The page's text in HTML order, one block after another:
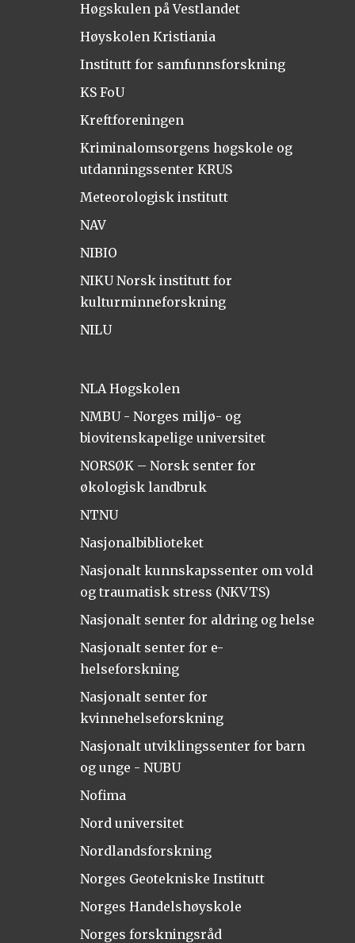
Høgskulen på Vestlandet
Høyskolen Kristiania
Institutt for samfunnsforskning
KS FoU
Kreftforeningen
Kriminalomsorgens høgskole og
utdanningssenter KRUS
Meteorologisk institutt
NAV
NIBIO
NIKU Norsk institutt for
kulturminneforskning
NILU
NLA Høgskolen
NMBU - Norges miljø- og
biovitenskapelige universitet
NORSØK – Norsk senter for
økologisk landbruk
NTNU
Nasjonalbiblioteket
Nasjonalt kunnskapssenter om vold
og traumatisk stress (NKVTS)
Nasjonalt senter for aldring og helse
Nasjonalt senter for e-
helseforskning
Nasjonalt senter for
kvinnehelseforskning
Nasjonalt utviklingssenter for barn
og unge - NUBU
Nofima
Nord universitet
Nordlandsforskning
Norges Geotekniske Institutt
Norges Handelshøyskole
Norges forskningsråd